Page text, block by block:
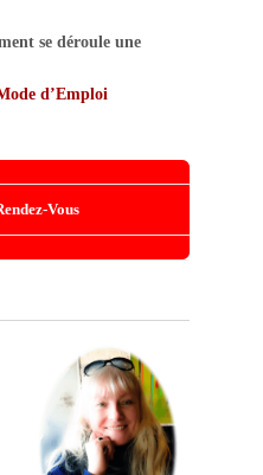
se déroule une
d’Emploi
Vous